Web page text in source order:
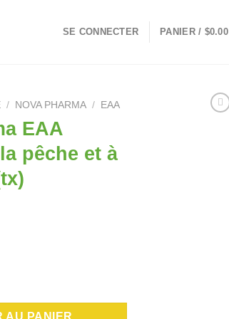
SE CONNECTER PANIER / $0.00
/ NOVA PHARMA / EAA
EAA
pêche et à
EAA limonade à la pêche et à la mangue (tx)
AU PANIER